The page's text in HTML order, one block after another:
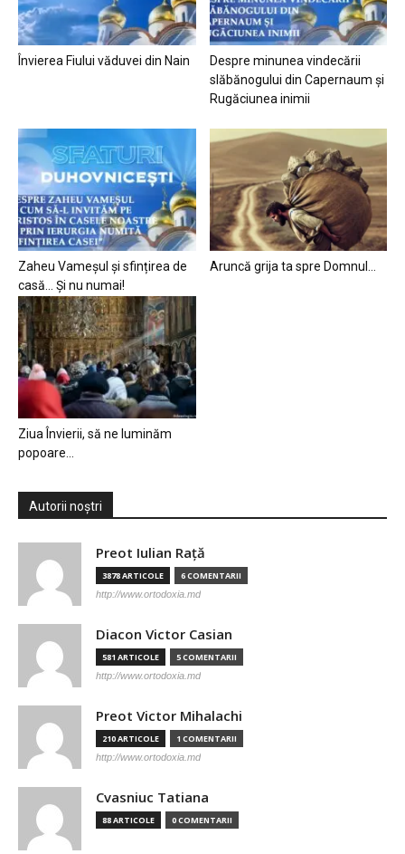
Învierea Fiului văduvei din Nain
Despre minunea vindecării
slăbănogului din Capernaum și
Rugăciunea inimii
Zaheu Vameșul și sfințirea de
casă… Și nu numai!
Aruncă grija ta spre Domnul…
Ziua Învierii, să ne luminăm
popoare…
Autorii noștri
Preot Iulian Raţă
3878 ARTICOLE 6 COMENTARII
http://www.ortodoxia.md
Diacon Victor Casian
581 ARTICOLE 5 COMENTARII
http://www.ortodoxia.md
Preot Victor Mihalachi
210 ARTICOLE 1 COMENTARII
http://www.ortodoxia.md
Cvasniuc Tatiana
88 ARTICOLE 0 COMENTARII